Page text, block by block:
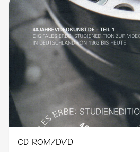
CD-ROM/DVD